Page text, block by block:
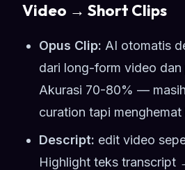
Video → Short Clips
Opus Clip: AI otomatis
dari long-form video
Akurasi 70-80% —
curation tapi
Descript: edit video
Highlight teks transcript